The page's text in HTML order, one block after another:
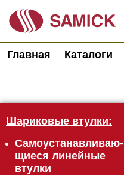
Главная Каталоги
Шариковые втулки:
Самоустанавливаю-
щиеся линейные
втулки